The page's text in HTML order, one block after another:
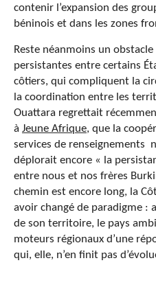
contenir l’expansion des
béninois et dans les zones
Reste néanmoins un
persistantes entre certains
côtiers, qui compliquent la
la coordination entre les
Ouattara regrettait
à Jeune Afrique, que la
services de renseignements
déplorait encore « la
entre nous et nos frères
chemin est encore long, la
avoir changé de paradigme :
de son territoire, le pays
moteurs régionaux d’une
qui, elle, n’en finit pas